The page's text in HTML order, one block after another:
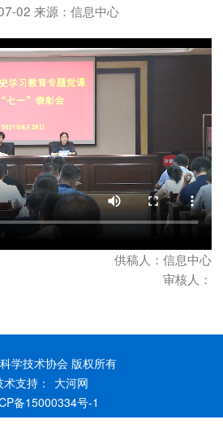
02 来源：信息中心
供稿人：信息中心
审核人：
学技术协会 版权所有
术支持：
大河网
备15000334号-1